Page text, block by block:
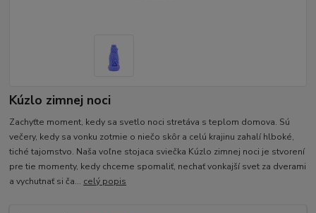
Kúzlo zimnej noci
Zachyťte moment, kedy sa svetlo noci stretáva s teplom domova. Sú
večery, kedy sa vonku zotmie o niečo skôr a celú krajinu zahalí hlboké,
tiché tajomstvo. Naša voľne stojaca sviečka Kúzlo zimnej noci je stvorení
pre tie momenty, kedy chceme spomaliť, nechať vonkajší svet za dverami
a vychutnať si ča... celý popis